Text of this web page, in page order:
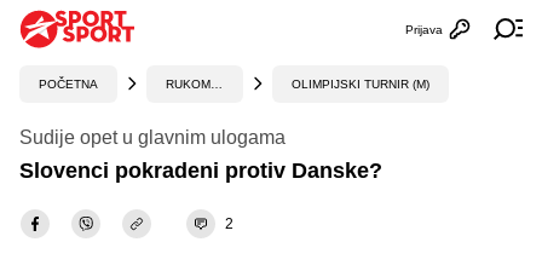
Otvori
Prijava
POČETNA OLIMPIJSKI TURNIR (M)
Sudije opet u glavnim ulogama
Slovenci pokradeni protiv Danske?
2